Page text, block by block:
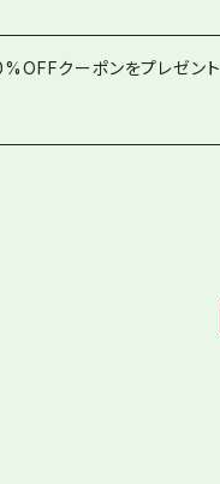
クーポンをプレゼント